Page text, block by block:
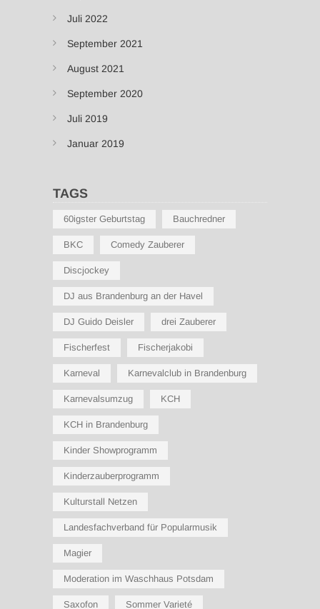
Juli 2022
September 2021
August 2021
September 2020
Juli 2019
Januar 2019
TAGS
60igster Geburtstag Bauchredner
BKC Comedy Zauberer
Discjockey
DJ aus Brandenburg an der Havel
DJ Guido Deisler drei Zauberer
Fischerfest Fischerjakobi
Karneval Karnevalclub in Brandenburg
Karnevalsumzug KCH
KCH in Brandenburg
Kinder Showprogramm
Kinderzauberprogramm
Kulturstall Netzen
Landesfachverband für Popularmusik
Magier
Moderation im Waschhaus Potsdam
Saxofon Sommer Varieté